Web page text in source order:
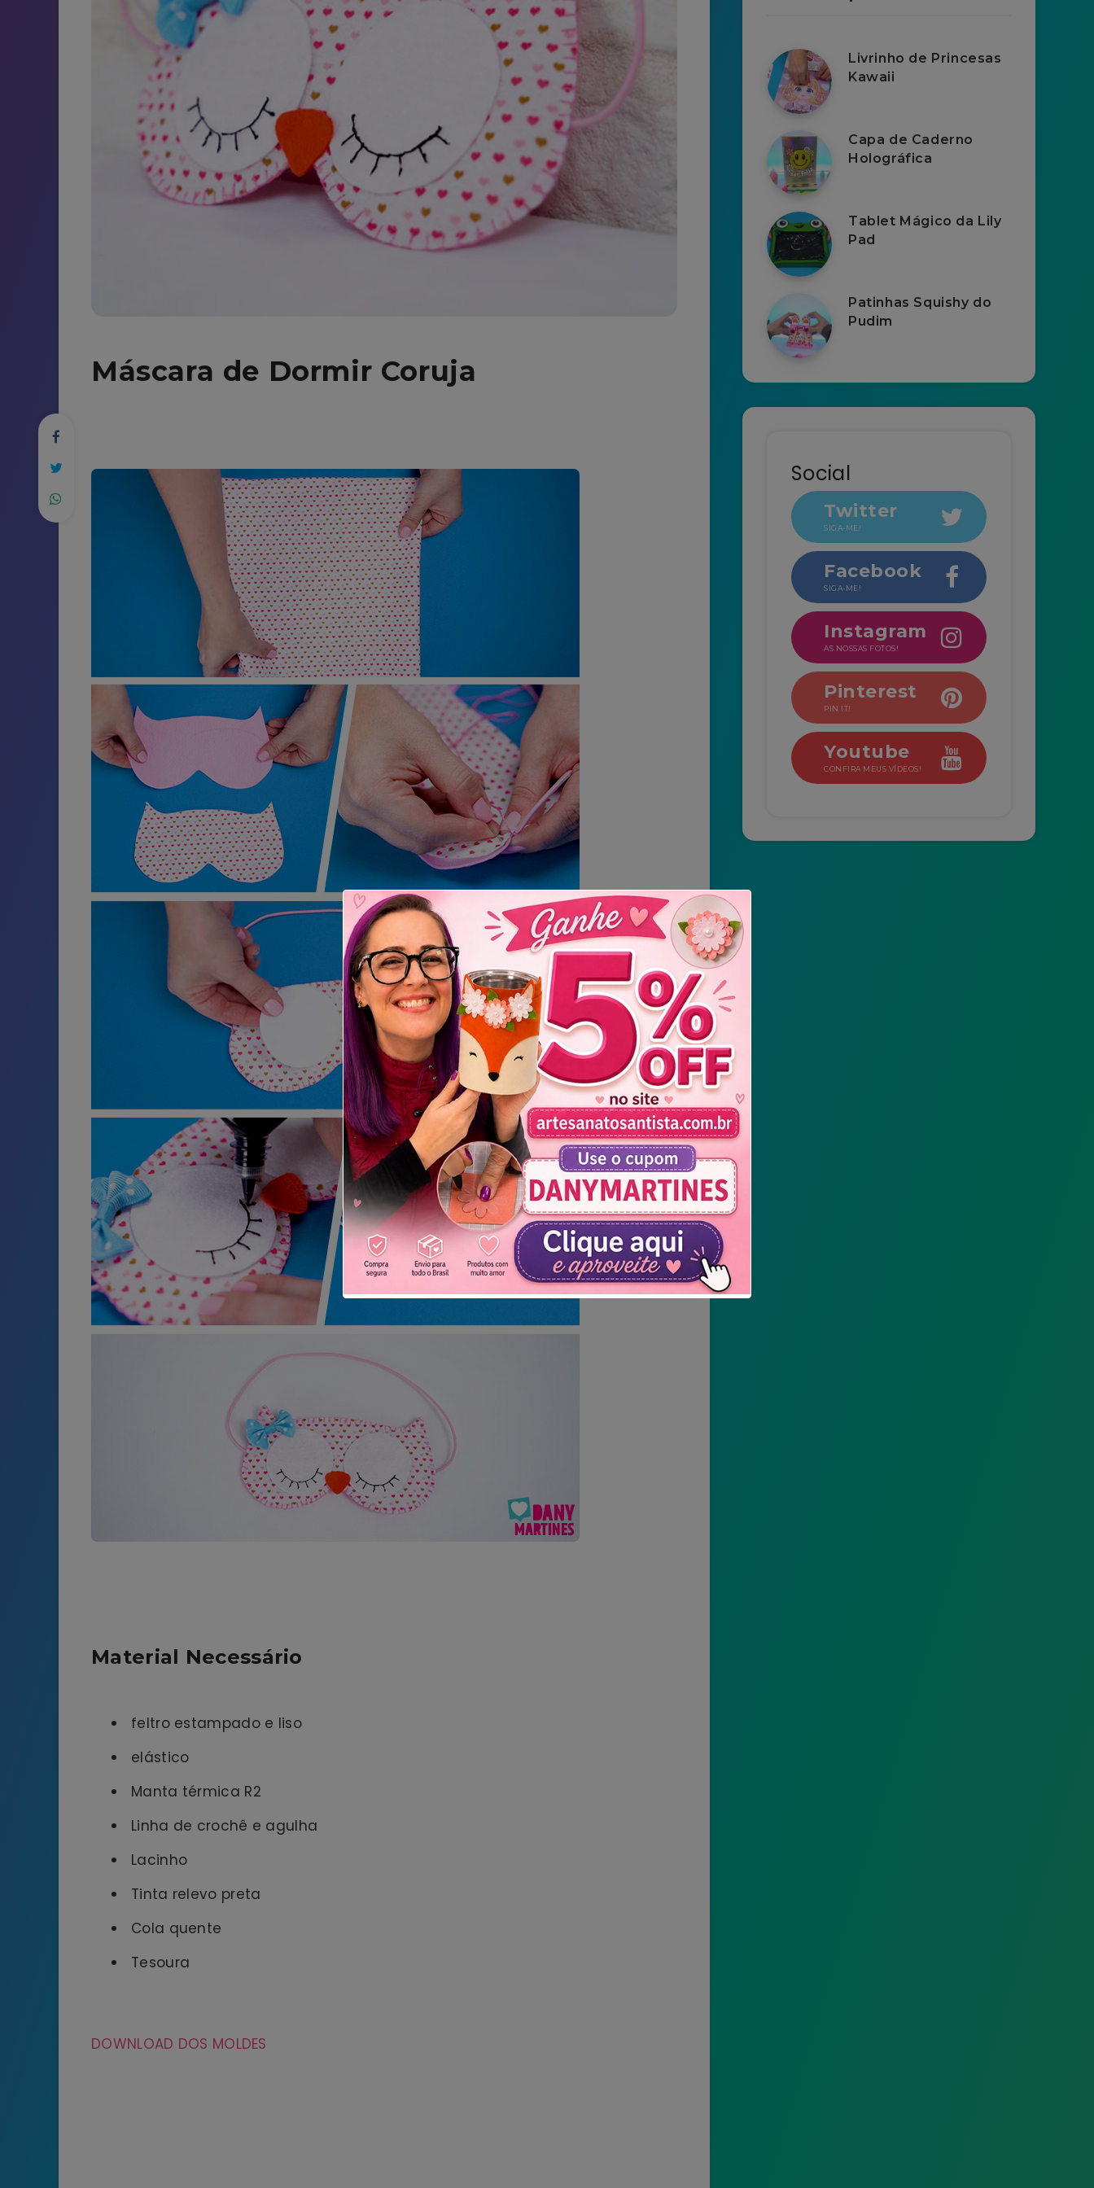
Máscara de Dormir Coruja
Material Necessário
feltro estampado e liso
elástico
Manta térmica R2
Linha de crochê e agulha
Lacinho
Tinta relevo preta
Cola quente
Tesoura
DOWNLOAD DOS MOLDES
Livrinho de Princesas
Kawaii
Capa de Caderno
Holográfica
Tablet Mágico da Lily
Pad
Patinhas Squishy do
Pudim
Social
Twitter
SIGA-ME!
Facebook
SIGA-ME!
Instagram
AS NOSSAS FOTOS!
Pinterest
PIN IT!
Youtube
CONFIRA MEUS VÍDEOS!